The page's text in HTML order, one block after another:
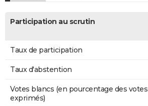
Participation au scrutin
Taux de participation
Taux d'abstention
Votes blancs (en pourcentage des votes
exprimés)